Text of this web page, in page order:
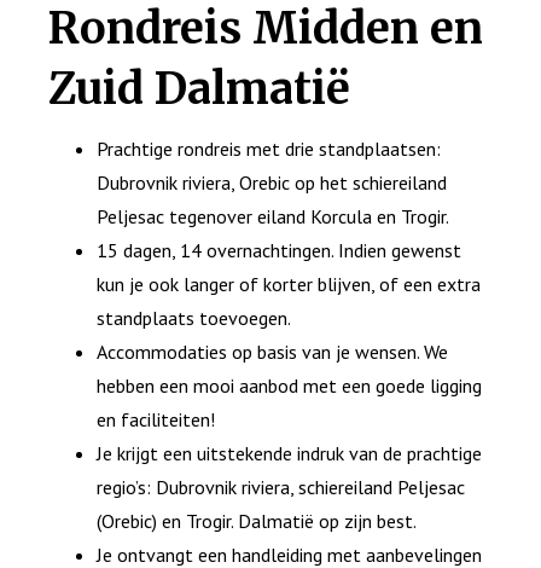
Rondreis Midden en
Zuid Dalmatië
Prachtige rondreis met drie standplaatsen:
Dubrovnik riviera, Orebic op het schiereiland
Peljesac tegenover eiland Korcula en Trogir.
15 dagen, 14 overnachtingen. Indien gewenst
kun je ook langer of korter blijven, of een extra
standplaats toevoegen.
Accommodaties op basis van je wensen. We
hebben een mooi aanbod met een goede ligging
en faciliteiten!
Je krijgt een uitstekende indruk van de prachtige
regio’s: Dubrovnik riviera, schiereiland Peljesac
(Orebic) en Trogir. Dalmatië op zijn best.
Je ontvangt een handleiding met aanbevelingen